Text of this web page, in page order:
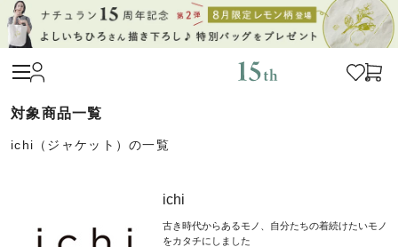
ichi（ジャケット）の一覧
ichi
古き時代からあるモノ、自分たちの着続けたいモノ
をカタチにしました